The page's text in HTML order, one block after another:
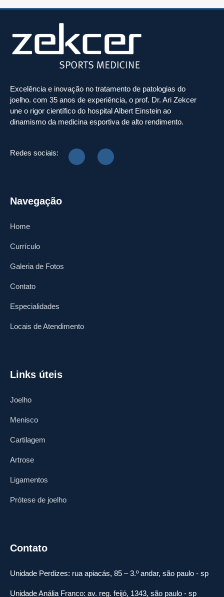
Excelência e inovação no tratamento de patologias do
joelho. com 35 anos de experiência, o prof. Dr. Ari Zekcer
une o rigor científico do hospital Albert Einstein ao
dinamismo da medicina esportiva de alto rendimento.
Redes sociais:
Navegação
Home
Currículo
Galeria de Fotos
Contato
Especialidades
Locais de Atendimento
Links úteis
Joelho
Menisco
Cartilagem
Artrose
Ligamentos
Prótese de joelho
Contato
Unidade Perdizes: rua apiacás, 85 – 3.º andar, são paulo - sp
Unidade Anália Franco: av. reg. feijó, 1343, são paulo - sp